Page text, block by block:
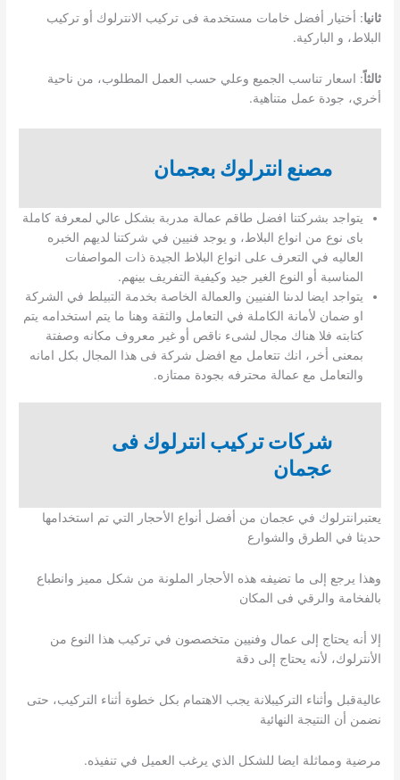
ثانيا: أختيار أفضل خامات مستخدمة فى تركيب الانترلوك أو تركيب
البلاط، و الباركية.
ثالثاً: اسعار تناسب الجميع وعلي حسب العمل المطلوب، من ناحية
أخري، جودة عمل متناهية.
مصنع انترلوك بعجمان
يتواجد بشركتنا افضل طاقم عمالة مدربة بشكل عالي لمعرفة كاملة
باى نوع من انواع البلاط، و يوجد فنيين في شركتنا لديهم الخبره
العاليه في التعرف على انواع البلاط الجيدة ذات المواصفات
المناسبة أو النوع الغير جيد وكيفية التفريف بينهم.
يتواجد ايضا لدىنا الفنيين والعمالة الخاصة بخدمة التبيلط في الشركة
او ضمان لأمانة الكاملة في التعامل والثقة وهنا ما يتم استخدامه يتم
كتابته فلا هناك مجال لشىء ناقص أو غير معروف مكانه وصفتة
بمعنى أخر، انك تتعامل مع افضل شركة فى هذا المجال بكل امانه
والتعامل مع عمالة محترفه بجودة ممتازه.
شركات تركيب انترلوك فى
عجمان
يعتبرانترلوك في عجمان من أفضل أنواع الأحجار التي تم استخدامها
حديثا في الطرق والشوارع
وهذا يرجع إلى ما تضيفه هذه الأحجار الملونة من شكل مميز وانطباع
بالفخامة والرقي فى المكان
إلا أنه يحتاج إلى عمال وفنيين متخصصون في تركيب هذا النوع من
الأنترلوك، لأنه يحتاج إلى دقة
عاليةقبل وأثناء التركيبلانة يجب الاهتمام بكل خطوة أثناء التركيب، حتى
نضمن أن النتيجة النهائية
مرضية ومماثلة ايضا للشكل الذي يرغب العميل في تنفيذه.